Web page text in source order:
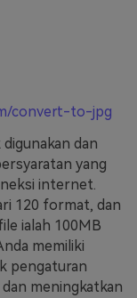
convert-to-jpg
dan
yang
internet.
120 format, dan
ialah 100MB
memiliki
pengaturan
meningkatkan